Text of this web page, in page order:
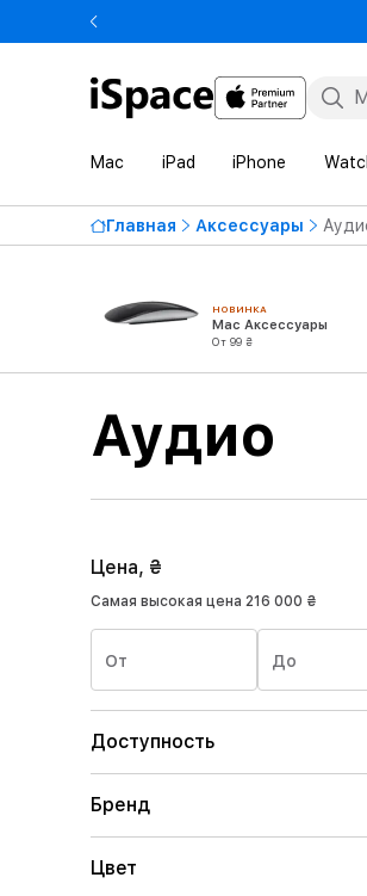
Mac iPad iPhone
Главная Аксессуары
НОВИНКА
Mac Аксессуары
От 99 ₴
Аудио
Цена, ₴
Самая высокая цена 216 000 ₴
От До
Доступность
Бренд
Цвет